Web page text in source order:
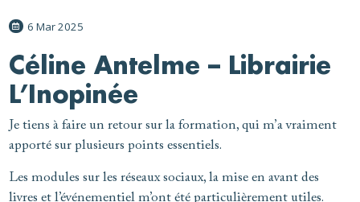
6 Mar 2025
Céline Antelme – Librairie
L’Inopinée
Je tiens à faire un retour sur la formation, qui m’a vraiment
apporté sur plusieurs points essentiels.
Les modules sur les réseaux sociaux, la mise en avant des
livres et l’événementiel m’ont été particulièrement utiles.